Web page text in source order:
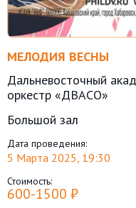
МЕЛОДИЯ ВЕСНЫ
Дальневосточный
оркестр «ДВАСО»
Большой зал
Дата проведения:
5 Марта 2025, 19:30
Стоимость:
600-1500 ₽